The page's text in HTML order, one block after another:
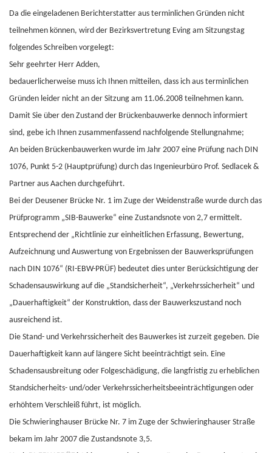
Da die eingeladenen Berichterstatter aus terminlichen Gründen nicht
teilnehmen können, wird der Bezirksvertretung Eving am Sitzungstag
folgendes Schreiben vorgelegt:
Sehr geehrter Herr Adden,
bedauerlicherweise muss ich Ihnen mitteilen, dass ich aus terminlichen
Gründen leider nicht an der Sitzung am 11.06.2008 teilnehmen kann.
Damit Sie über den Zustand der Brückenbauwerke dennoch informiert
sind, gebe ich Ihnen zusammenfassend nachfolgende Stellungnahme;
An beiden Brückenbauwerken wurde im Jahr 2007 eine Prüfung nach DIN
1076, Punkt 5-2 (Hauptprüfung) durch das Ingenieurbüro Prof. Sedlacek &
Partner aus Aachen durchgeführt.
Bei der Deusener Brücke Nr. 1 im Zuge der Weidenstraße wurde durch das
Prüfprogramm „SIB-Bauwerke“ eine Zustandsnote von 2,7 ermittelt.
Entsprechend der „Richtlinie zur einheitlichen Erfassung, Bewertung,
Aufzeichnung und Auswertung von Ergebnissen der Bauwerksprüfungen
nach DIN 1076“ (RI-EBW-PRÜF) bedeutet dies unter Berücksichtigung der
Schadensauswirkung auf die „Standsicherheit“, „Verkehrssicherheit“ und
„Dauerhaftigkeit“ der Konstruk­tion, dass der Bauwerkszustand noch
ausreichend ist.
Die Stand- und Verkehrssicherheit des Bauwerkes ist zurzeit gegeben. Die
Dauerhaftigkeit kann auf längere Sicht beeinträchtigt sein. Eine
Schadensausbreitung oder Folgeschädigung, die langfristig zu erheblichen
Standsicherheits- und/oder Verkehrssicherheitsbeeinträchtigungen oder
erhöhtem Verschleiß führt, ist mög­lich.
Die Schwieringhauser Brücke Nr. 7 im Zuge der Schwieringhauser Straße
bekam im Jahr 2007 die Zustandsnote 3,5.